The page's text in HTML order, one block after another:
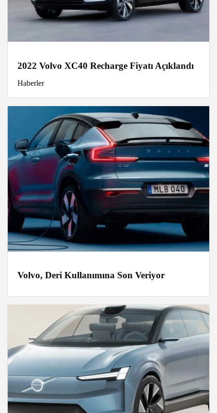
2022 Volvo XC40 Recharge Fiyatı Açıklandı
Haberler
Volvo, Deri Kullanımına Son Veriyor